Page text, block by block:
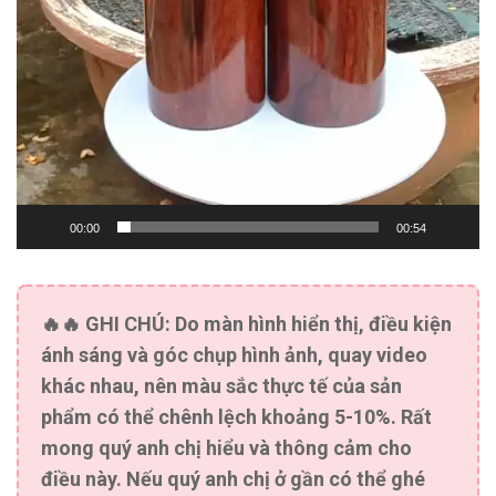
00:00 00:54
🔥🔥 GHI CHÚ: Do màn hình hiển thị, điều kiện
ánh sáng và góc chụp hình ảnh, quay video
khác nhau, nên màu sắc thực tế của sản
phẩm có thể chênh lệch khoảng 5-10%. Rất
mong quý anh chị hiểu và thông cảm cho
điều này. Nếu quý anh chị ở gần có thể ghé